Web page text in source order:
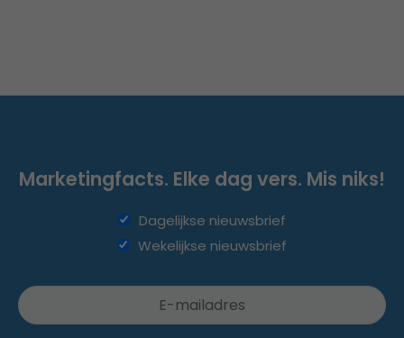
Marketingfacts. Elke dag vers. Mis niks!
Dagelijkse nieuwsbrief
Wekelijkse nieuwsbrief